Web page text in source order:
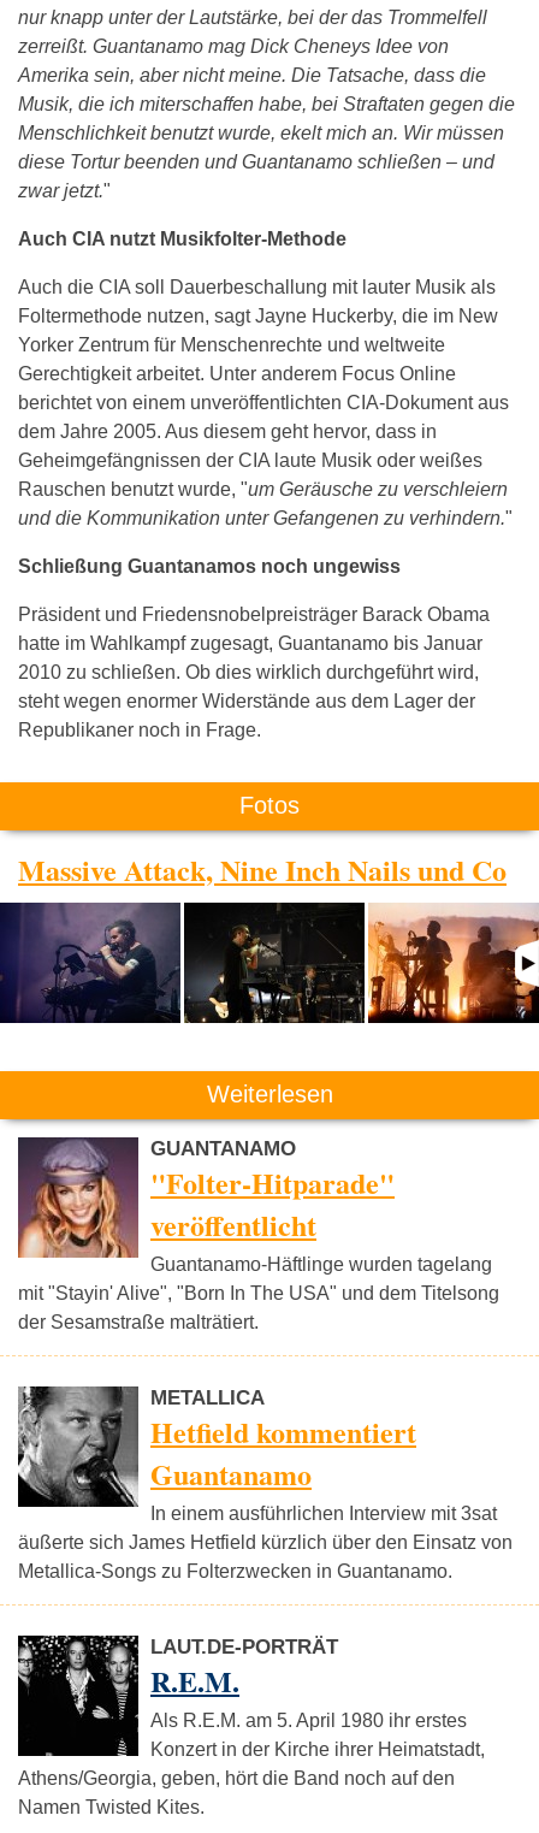
nur knapp unter der Lautstärke, bei der das Trommelfell
zerreißt. Guantanamo mag Dick Cheneys Idee von
Amerika sein, aber nicht meine. Die Tatsache, dass die
Musik, die ich miterschaffen habe, bei Straftaten gegen die
Menschlichkeit benutzt wurde, ekelt mich an. Wir müssen
diese Tortur beenden und Guantanamo schließen – und
zwar jetzt."
Auch CIA nutzt Musikfolter-Methode
Auch die CIA soll Dauerbeschallung mit lauter Musik als
Foltermethode nutzen, sagt Jayne Huckerby, die im New
Yorker Zentrum für Menschenrechte und weltweite
Gerechtigkeit arbeitet. Unter anderem Focus Online
berichtet von einem unveröffentlichten CIA-Dokument aus
dem Jahre 2005. Aus diesem geht hervor, dass in
Geheimgefängnissen der CIA laute Musik oder weißes
Rauschen benutzt wurde, "um Geräusche zu verschleiern
und die Kommunikation unter Gefangenen zu verhindern."
Schließung Guantanamos noch ungewiss
Präsident und Friedensnobelpreisträger Barack Obama
hatte im Wahlkampf zugesagt, Guantanamo bis Januar
2010 zu schließen. Ob dies wirklich durchgeführt wird,
steht wegen enormer Widerstände aus dem Lager der
Republikaner noch in Frage.
Fotos
Massive Attack, Nine Inch Nails und Co
Weiterlesen
GUANTANAMO
"Folter-Hitparade"
veröffentlicht
Guantanamo-Häftlinge wurden tagelang
mit "Stayin' Alive", "Born In The USA" und dem Titelsong
der Sesamstraße malträtiert.
METALLICA
Hetfield kommentiert
Guantanamo
In einem ausführlichen Interview mit 3sat
äußerte sich James Hetfield kürzlich über den Einsatz von
Metallica-Songs zu Folterzwecken in Guantanamo.
LAUT.DE-PORTRÄT
R.E.M.
Als R.E.M. am 5. April 1980 ihr erstes
Konzert in der Kirche ihrer Heimatstadt,
Athens/Georgia, geben, hört die Band noch auf den
Namen Twisted Kites.